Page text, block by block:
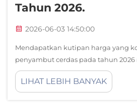
Tahun 2026.
2026-06-03 14:50:00
Mendapatkan kutipan harga yang
penyambut cerdas pada tahun
dari sekadar meminta daftar harga.
penyambut cerdas telah tumbuh
LIHAT LEBIH BANYAK